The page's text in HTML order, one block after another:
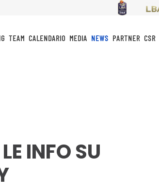
TEAM CALENDARIO MEDIA NEWS PARTNER CSR
INFO SU